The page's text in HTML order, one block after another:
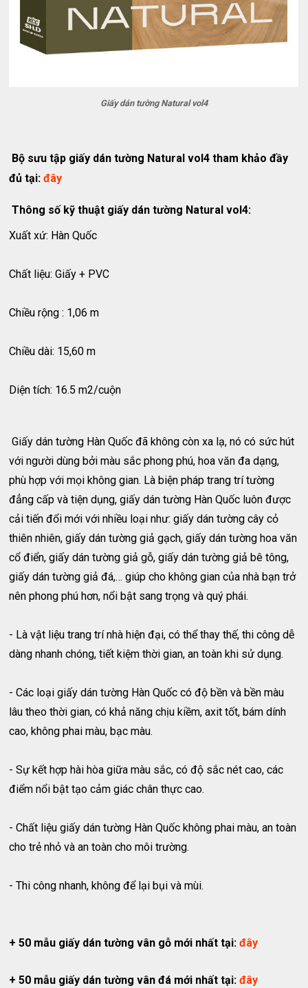
Giấy dán tường Natural vol4
Bộ sưu tập giấy dán tường Natural vol4 tham khảo đầy
đủ tại:đây
Thông số kỹ thuật giấy dán tường Natural vol4:
Xuất xứ: Hàn Quốc
Chất liệu: Giấy + PVC
Chiều rộng : 1,06 m
Chiều dài: 15,60 m
Diện tích: 16.5 m2/cuộn
Giấy dán tường Hàn Quốc đã không còn xa lạ, nó có sức hút
với người dùng bởi màu sắc phong phú, hoa văn đa dạng,
phù hợp với mọi không gian. Là biện pháp trang trí tường
đẳng cấp và tiện dụng, giấy dán tường Hàn Quốc luôn được
cải tiến đổi mới với nhiều loại như: giấy dán tường cây cỏ
thiên nhiên, giấy dán tường giả gạch, giấy dán tường hoa văn
cổ điển, giấy dán tường giả gỗ, giấy dán tường giả bê tông,
giấy dán tường giả đá,… giúp cho không gian của nhà bạn trở
nên phong phú hơn, nổi bật sang trọng và quý phái.
- Là vật liệu trang trí nhà hiện đại, có thể thay thế, thi công dễ
dàng nhanh chóng, tiết kiệm thời gian, an toàn khi sử dụng.
- Các loại giấy dán tường Hàn Quốc có độ bền và bền màu
lâu theo thời gian, có khả năng chịu kiềm, axit tốt, bám dính
cao, không phai màu, bạc màu.
- Sự kết hợp hài hòa giữa màu sắc, có độ sắc nét cao, các
điểm nổi bật tạo cảm giác chân thực cao.
- Chất liệu giấy dán tường Hàn Quốc không phai màu, an toàn
cho trẻ nhỏ và an toàn cho môi trường.
- Thi công nhanh, không để lại bụi và mùi.
+ 50 mẫu giấy dán tường vân gỗ mới nhất tại:đây
+ 50 mẫu giấy dán tường vân đá mới nhất tại:đây